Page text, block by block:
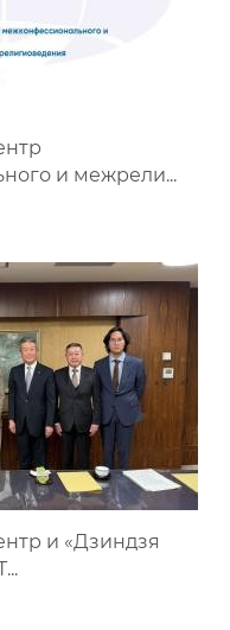
и межрели...
и «Дзиндзя